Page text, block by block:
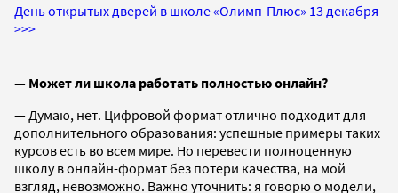
День открытых дверей в школе «Олимп-Плюс» 13 декабря
>>>
— Может ли школа работать полностью онлайн?
— Думаю, нет. Цифровой формат отлично подходит для
дополнительного образования: успешные примеры таких
курсов есть во всем мире. Но перевести полноценную
школу в онлайн-формат без потери качества, на мой
взгляд, невозможно. Важно уточнить: я говорю о модели,